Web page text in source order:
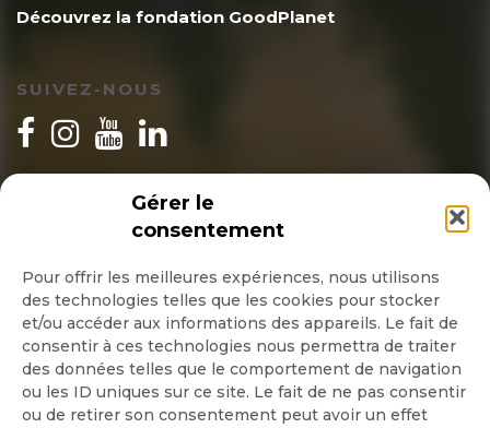
Gérer le
consentement
Pour offrir les meilleures expériences, nous utilisons
des technologies telles que les cookies pour stocker
et/ou accéder aux informations des appareils. Le fait de
consentir à ces technologies nous permettra de traiter
des données telles que le comportement de navigation
ou les ID uniques sur ce site. Le fait de ne pas consentir
ou de retirer son consentement peut avoir un effet
Découvrez la fondation GoodPlanet
SUIVEZ-NOUS
INSCRIPTION NEWSLETTER
Quotidienne
Hebdo
OK